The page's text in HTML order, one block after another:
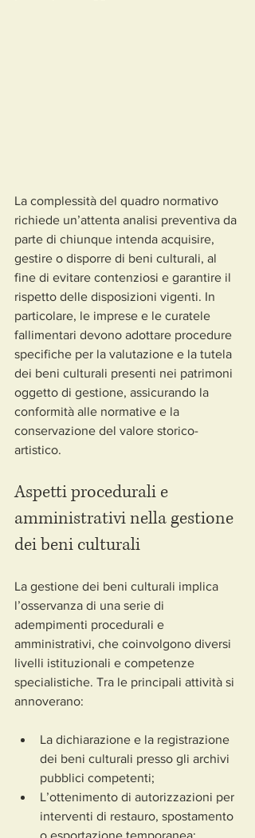
La complessità del quadro normativo
richiede un’attenta analisi preventiva da
parte di chiunque intenda acquisire,
gestire o disporre di beni culturali, al
fine di evitare contenziosi e garantire il
rispetto delle disposizioni vigenti. In
particolare, le imprese e le curatele
fallimentari devono adottare procedure
specifiche per la valutazione e la tutela
dei beni culturali presenti nei patrimoni
oggetto di gestione, assicurando la
conformità alle normative e la
conservazione del valore storico-
artistico.
Aspetti procedurali e
amministrativi nella gestione
dei beni culturali
La gestione dei beni culturali implica
l’osservanza di una serie di
adempimenti procedurali e
amministrativi, che coinvolgono diversi
livelli istituzionali e competenze
specialistiche. Tra le principali attività si
annoverano:
La dichiarazione e la registrazione
dei beni culturali presso gli archivi
pubblici competenti;
L’ottenimento di autorizzazioni per
interventi di restauro, spostamento
o esportazione temporanea;